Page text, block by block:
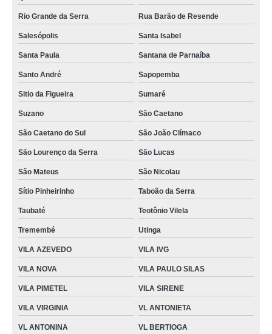
iogurteira industrial 1000 litros orçamento Patos de Minas
comprar iogurteira industrial 500 litros Parque Novo Oratório
iogurteira industrial 100 litros Santa Cruz do Sul
iogurteira industrial Mogi Mirim
iogurteira industrial 100 litros orçamento Arapiraca
qual o valor de iogurteira industrial 50 litros São Lucas
iogurteira industrial 1000 litros orçamento Jacarepaguá
Rio Grande da Serra Rua Barão de Resende
Salesópolis Santa Isabel
Santa Paula Santana de Parnaíba
Santo André Sapopemba
Sitio da Figueira Sumaré
Suzano São Caetano
São Caetano do Sul São João Clímaco
São Lourenço da Serra São Lucas
São Mateus São Nicolau
Sítio Pinheirinho Taboão da Serra
Taubaté Teotônio Vilela
Tremembé Utinga
VILA AZEVEDO VILA IVG
VILA NOVA VILA PAULO SILAS
VILA PIMETEL VILA SIRENE
VILA VIRGINIA VL ANTONIETA
VL ANTONINA VL BERTIOGA